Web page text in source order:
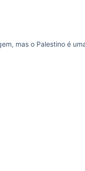
mas o Palestino é